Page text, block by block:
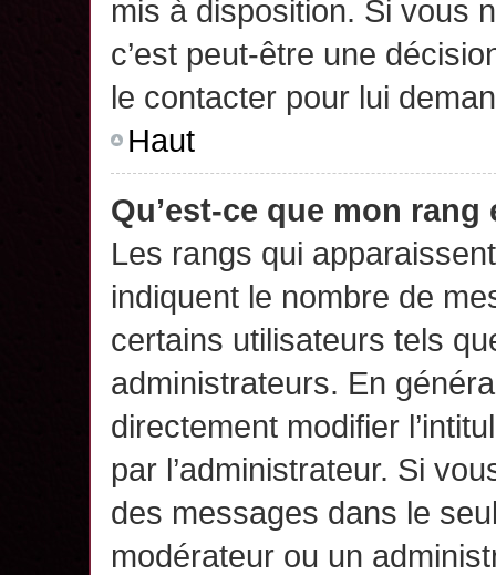
mis à disposition. Si vous
c’est peut-être une
le contacter pour lui
Haut
Qu’est-ce que mon
Les rangs qui
indiquent le nombre de
certains utilisateurs tels
administrateurs. En
directement modifier
par l’administrateur. Si
des messages dans le
modérateur ou un